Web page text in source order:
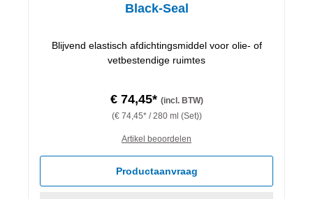
Black-Seal
Blijvend elastisch afdichtingsmiddel voor olie- of
vetbestendige ruimtes
€ 74,45* (incl. BTW)
(€ 74,45* / 280 ml (Set))
Artikel beoordelen
Productaanvraag